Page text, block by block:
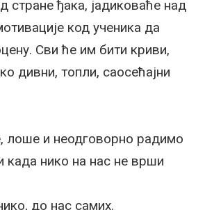
стране ђака, јадиковаће над
код ученика да
Сви ће им бити криви,
дивни, топли, саосећајни
лоше и неодговорно радимо
када нико на нас не врши
до нас самих.